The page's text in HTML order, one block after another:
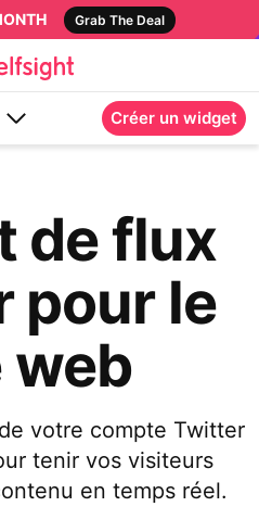
Grab The Deal
Créer un widget
de flux
pour le
web
votre compte Twitter
tenir vos visiteurs
en temps réel.